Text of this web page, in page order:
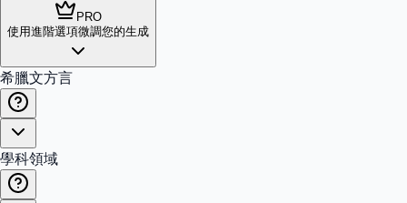
PRO
使用進階選項微調您的生成
希臘文方言
學科領域